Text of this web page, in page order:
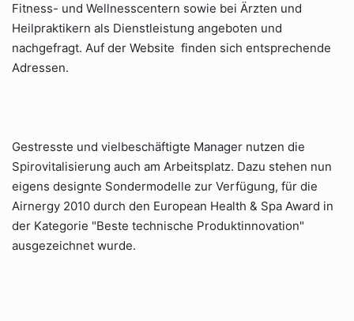
Fitness- und Wellnesscentern sowie bei Ärzten und
Heilpraktikern als Dienstleistung angeboten und
nachgefragt. Auf der Website finden sich entsprechende
Adressen.
Gestresste und vielbeschäftigte Manager nutzen die
Spirovitalisierung auch am Arbeitsplatz. Dazu stehen nun
eigens designte Sondermodelle zur Verfügung, für die
Airnergy 2010 durch den European Health & Spa Award in
der Kategorie "Beste technische Produktinnovation"
ausgezeichnet wurde.